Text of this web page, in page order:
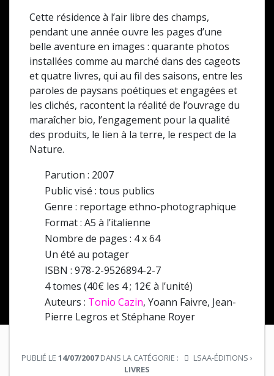
Cette résidence à l’air libre des champs,
pendant une année ouvre les pages d’une
belle aventure en images : quarante photos
installées comme au marché dans des cageots
et quatre livres, qui au fil des saisons, entre les
paroles de paysans poétiques et engagées et
les clichés, racontent la réalité de l’ouvrage du
maraîcher bio, l’engagement pour la qualité
des produits, le lien à la terre, le respect de la
Nature.
Parution : 2007
Public visé : tous publics
Genre : reportage ethno-photographique
Format : A5 à l’italienne
Nombre de pages : 4 x 64
Un été au potager
ISBN : 978-2-9526894-2-7
4 tomes (40€ les 4 ; 12€ à l’unité)
Auteurs : Tonio Cazin, Yoann Faivre, Jean-
Pierre Legros et Stéphane Royer
PUBLIÉ LE 14/07/2007DANS LA CATÉGORIE : LSAA-ÉDITIONS ›
LIVRES